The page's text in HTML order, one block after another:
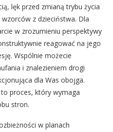
lęk przed zmianą trybu życia
z dzieciństwa. Dla
w zrozumieniu perspektywy
reagować na jego
Wspólnie możecie
i znalezieniem drogi
dla Was obojga.
proces, który wymaga
stron.
w planach